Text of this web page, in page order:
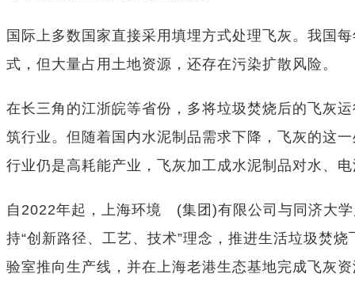
国际上多数国家直接采用填埋方式处理飞灰。我国
式，但大量占用土地资源，还存在污染扩散风险。
在长三角的江浙皖等省份，多将垃圾焚烧后的飞灰
筑行业。但随着国内水泥制品需求下降，飞灰的这
行业仍是高耗能产业，飞灰加工成水泥制品对水、
自2022年起，上海环境 (集团)有限公司与同济大
持“创新路径、工艺、技术”理念，推进生活垃圾焚
验室推向生产线，并在上海老港生态基地完成飞灰